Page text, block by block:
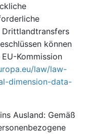
können
Kommission
law/law-
dimension-data-
Ausland: Gemäß